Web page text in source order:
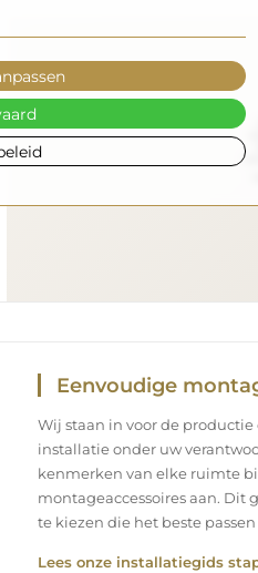
Eenvoudige
Wij staan in voor de
installatie onder uw
kenmerken van elke ruimte
montageaccessoires aan. Dit
te kiezen die het beste
Lees onze installatiegids